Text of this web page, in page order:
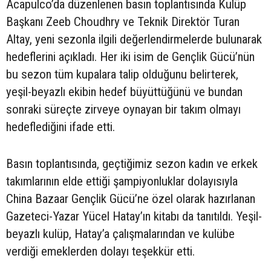
Acapulco’da düzenlenen basın toplantısında Kulüp
Başkanı Zeeb Choudhry ve Teknik Direktör Turan
Altay, yeni sezonla ilgili değerlendirmelerde bulunarak
hedeflerini açıkladı. Her iki isim de Gençlik Gücü’nün
bu sezon tüm kupalara talip olduğunu belirterek,
yeşil-beyazlı ekibin hedef büyüttüğünü ve bundan
sonraki süreçte zirveye oynayan bir takım olmayı
hedeflediğini ifade etti.
Basın toplantısında, geçtiğimiz sezon kadın ve erkek
takımlarının elde ettiği şampiyonluklar dolayısıyla
China Bazaar Gençlik Gücü’ne özel olarak hazırlanan
Gazeteci-Yazar Yücel Hatay’ın kitabı da tanıtıldı. Yeşil-
beyazlı kulüp, Hatay’a çalışmalarından ve kulübe
verdiği emeklerden dolayı teşekkür etti.